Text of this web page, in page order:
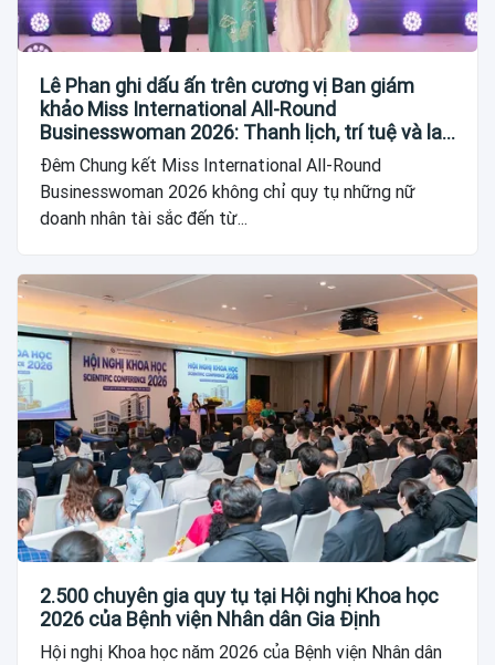
Lê Phan ghi dấu ấn trên cương vị Ban giám
khảo Miss International All-Round
Businesswoman 2026: Thanh lịch, trí tuệ và lan
tỏa giá trị của người phụ nữ hiện đại
Đêm Chung kết Miss International All-Round
Businesswoman 2026 không chỉ quy tụ những nữ
doanh nhân tài sắc đến từ...
2.500 chuyên gia quy tụ tại Hội nghị Khoa học
2026 của Bệnh viện Nhân dân Gia Định
Hội nghị Khoa học năm 2026 của Bệnh viện Nhân dân